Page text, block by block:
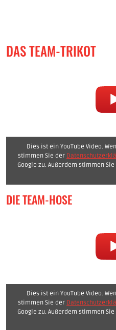
DAS TEAM-TRIKOT
Dies ist ein YouTube Video.
stimmen Sie der
Google zu. Außerdem stimmen
DIE TEAM-HOSE
Dies ist ein YouTube Video.
stimmen Sie der
Google zu. Außerdem stimmen